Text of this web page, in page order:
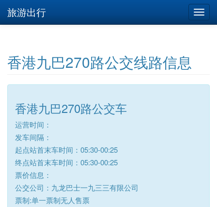
旅游出行
香港九巴270路公交线路信息
香港九巴270路公交车
运营时间：
发车间隔：
起点站首末车时间：05:30-00:25
终点站首末车时间：05:30-00:25
票价信息：
公交公司：九龙巴士一九三三有限公司
票制:单一票制无人售票